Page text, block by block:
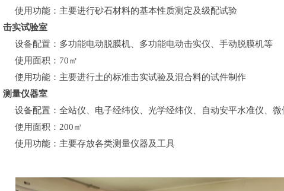
使用功能：主要进行砂石材料的基本性质测定及级配试验
击实试验室
设备配置：多功能电动脱膜机、多功能电动击实仪、手动脱膜机等
使用面积：70㎡
使用功能：主要进行土的标准击实试验及混合料的试件制作
测量仪器室
设备配置：全站仪、电子经纬仪、光学经纬仪、自动安平水准仪、微
使用面积：200㎡
使用功能：主要存放各类测量仪器及工具